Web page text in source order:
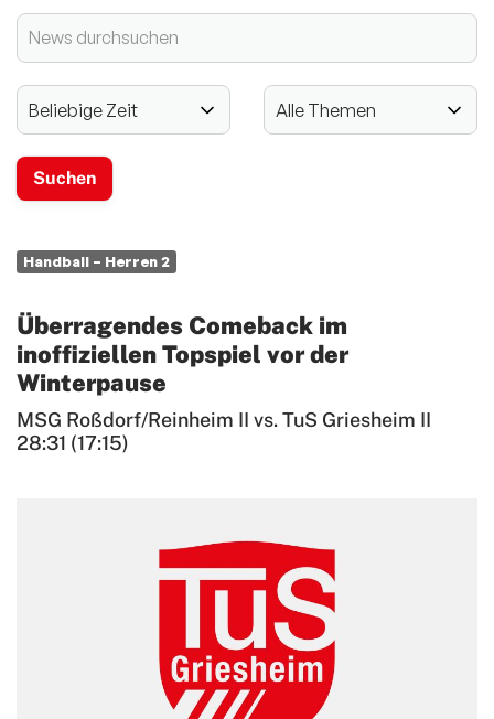
Handball – Herren 2
Überragendes Comeback im
inoffiziellen Topspiel vor der
Winterpause
MSG Roßdorf/Reinheim II vs. TuS Griesheim II
28:31 (17:15)
2024 - 125-jähriges Jubiläum
Vereinssport
Mitglieder-Service